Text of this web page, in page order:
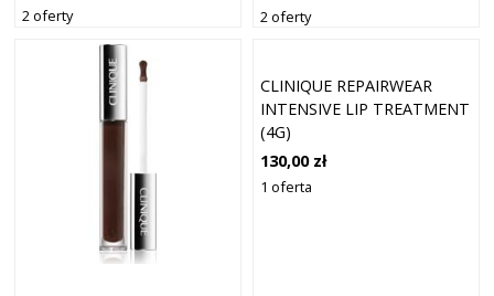
GLOSS ROSEWATER - DLA
KOBIET
2 oferty
GLOSS HANKY PANKY - DLA
KOBIET
2 oferty
CLINIQUE REPAIRWEAR
INTENSIVE LIP TREATMENT
(4G)
130,00 zł
1 oferta